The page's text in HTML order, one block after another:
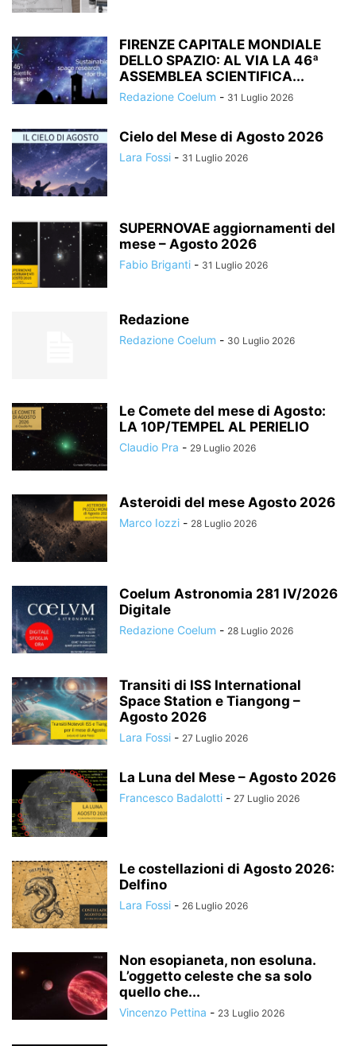
FIRENZE CAPITALE MONDIALE
DELLO SPAZIO: AL VIA LA 46ª
ASSEMBLEA SCIENTIFICA...
Redazione Coelum - 31 Luglio 2026
Cielo del Mese di Agosto 2026
Lara Fossi - 31 Luglio 2026
SUPERNOVAE aggiornamenti del
mese – Agosto 2026
Fabio Briganti - 31 Luglio 2026
Redazione
Redazione Coelum - 30 Luglio 2026
Le Comete del mese di Agosto:
LA 10P/TEMPEL AL PERIELIO
Claudio Pra - 29 Luglio 2026
Asteroidi del mese Agosto 2026
Marco Iozzi - 28 Luglio 2026
Coelum Astronomia 281 IV/2026
Digitale
Redazione Coelum - 28 Luglio 2026
Transiti di ISS International
Space Station e Tiangong –
Agosto 2026
Lara Fossi - 27 Luglio 2026
La Luna del Mese – Agosto 2026
Francesco Badalotti - 27 Luglio 2026
Le costellazioni di Agosto 2026:
Delfino
Lara Fossi - 26 Luglio 2026
Non esopianeta, non esoluna.
L’oggetto celeste che sa solo
quello che...
Vincenzo Pettina - 23 Luglio 2026